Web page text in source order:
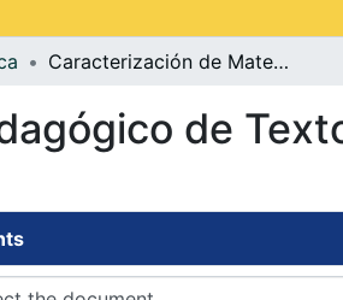
Caracterización de Material Pedagógico de Texto para la Enseñanza de Piano: Bellas Artes y Emas
de